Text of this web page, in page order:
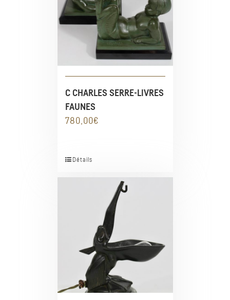
C CHARLES SERRE-LIVRES
FAUNES
780,00€
Détails